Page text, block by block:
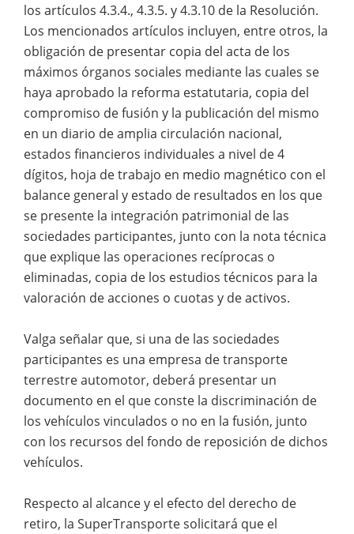
los artículos 4.3.4., 4.3.5. y 4.3.10 de la Resolución.
Los mencionados artículos incluyen, entre otros, la
obligación de presentar copia del acta de los
máximos órganos sociales mediante las cuales se
haya aprobado la reforma estatutaria, copia del
compromiso de fusión y la publicación del mismo
en un diario de amplia circulación nacional,
estados financieros individuales a nivel de 4
dígitos, hoja de trabajo en medio magnético con el
balance general y estado de resultados en los que
se presente la integración patrimonial de las
sociedades participantes, junto con la nota técnica
que explique las operaciones recíprocas o
eliminadas, copia de los estudios técnicos para la
valoración de acciones o cuotas y de activos.
Valga señalar que, si una de las sociedades
participantes es una empresa de transporte
terrestre automotor, deberá presentar un
documento en el que conste la discriminación de
los vehículos vinculados o no en la fusión, junto
con los recursos del fondo de reposición de dichos
vehículos.
Respecto al alcance y el efecto del derecho de
retiro, la SuperTransporte solicitará que el